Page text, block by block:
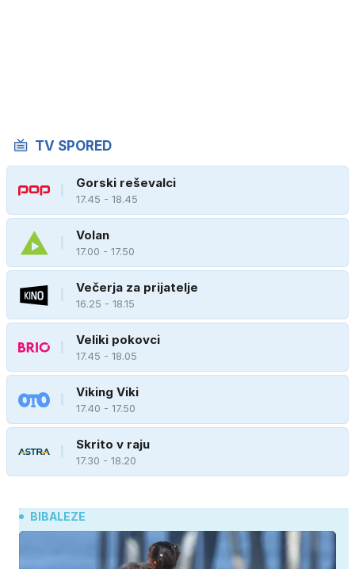
TV SPORED
Gorski reševalci
17.45 - 18.45
Volan
17.00 - 17.50
Večerja za prijatelje
16.25 - 18.15
Veliki pokovci
17.45 - 18.05
Viking Viki
17.40 - 17.50
Skrito v raju
17.30 - 18.20
BIBALEZE